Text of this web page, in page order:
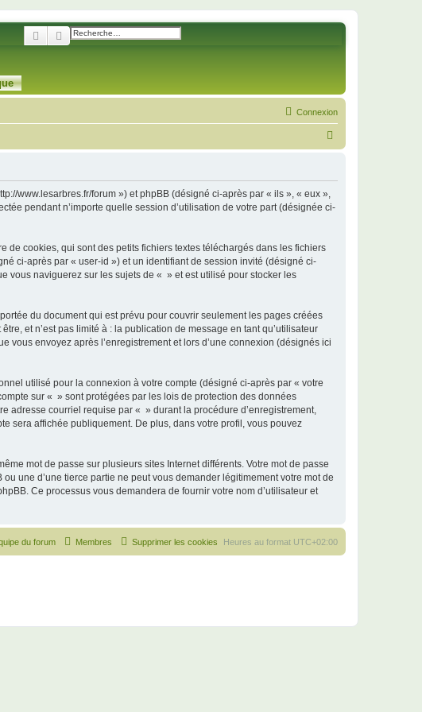
Rechercher
Recherche avancée
Connexion
www.lesarbres.fr/forum ») et phpBB (désigné ci-après par « ils », « eux »,
pendant n’importe quelle session d’utilisation de votre part (désignée ci-
cookies, qui sont des petits fichiers textes téléchargés dans les fichiers
ci-après par « user-id ») et un identifiant de session invité (désigné ci-
vous naviguerez sur les sujets de « » et est utilisé pour stocker les
du document qui est prévu pour couvrir seulement les pages créées
et n’est pas limité à : la publication de message en tant qu’utilisateur
envoyez après l’enregistrement et lors d’une connexion (désignés ici
utilisé pour la connexion à votre compte (désigné ci-après par « votre
sur « » sont protégées par les lois de protection des données
adresse courriel requise par « » durant la procédure d’enregistrement,
sera affichée publiquement. De plus, dans votre profil, vous pouvez
mot de passe sur plusieurs sites Internet différents. Votre mot de passe
une d’une tierce partie ne peut vous demander légitimement votre mot de
Ce processus vous demandera de fournir votre nom d’utilisateur et
Heures au format UTC+02:00
Supprimer les cookies
Membres
du forum